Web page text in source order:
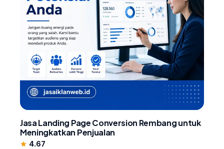
Jasa Landing Page Conversion Rembang untuk
Meningkatkan Penjualan
star 4.67